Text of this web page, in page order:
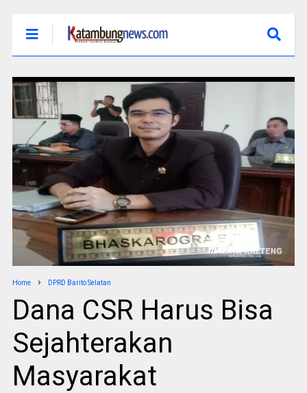
Home DPRD Barito Selatan
Dana CSR Harus Bisa
Sejahterakan
Masyarakat